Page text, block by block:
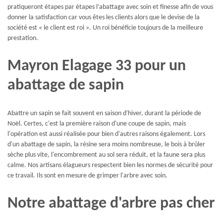
pratiqueront étapes par étapes l’abattage avec soin et finesse afin de vous
donner la satisfaction car vous êtes les clients alors que le devise de la
société est « le client est roi ». Un roi bénéficie toujours de la meilleure
prestation.
Mayron Elagage 33 pour un
abattage de sapin
Abattre un sapin se fait souvent en saison d'hiver, durant la période de
Noël. Certes, c'est la première raison d'une coupe de sapin, mais
l'opération est aussi réalisée pour bien d'autres raisons également. Lors
d'un abattage de sapin, la résine sera moins nombreuse, le bois à brûler
sèche plus vite, l'encombrement au sol sera réduit, et la faune sera plus
calme. Nos artisans élagueurs respectent bien les normes de sécurité pour
ce travail. Ils sont en mesure de grimper l'arbre avec soin.
Notre abattage d'arbre pas cher